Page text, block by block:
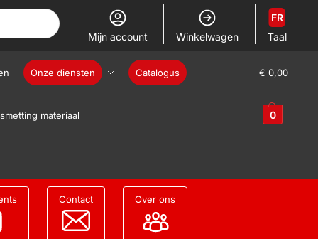
Mijn account Winkelwagen Taal
FR
Onze diensten Catalogus
materiaal
€ 0,00
0
Contact Over ons